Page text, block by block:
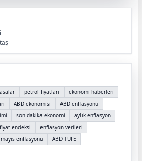
petrol fiyatları
ekonomi haberleri
ABD ekonomisi
ABD enflasyonu
son dakika ekonomi
aylık enflasyon
endeksi
enflasyon verileri
enflasyonu
ABD TÜFE